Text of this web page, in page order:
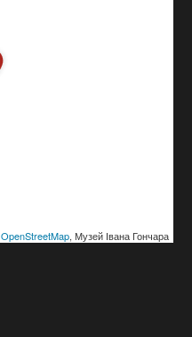
OpenStreetMap, Музей Івана Гончара